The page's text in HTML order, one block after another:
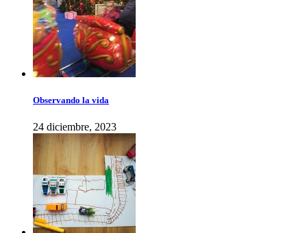
Observando la vida
24 diciembre, 2023